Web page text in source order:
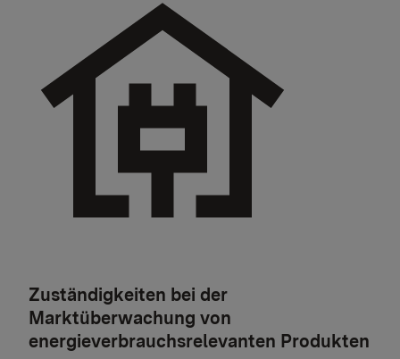
Zuständigkeiten bei der
Marktüberwachung von
energieverbrauchsrelevanten Produkten